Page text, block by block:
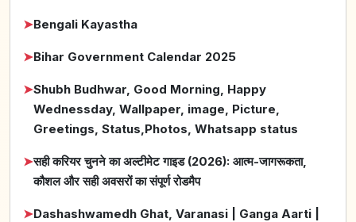
➤Bengali Kayastha
➤Bihar Government Calendar 2025
➤Shubh Budhwar, Good Morning, Happy
Wednessday, Wallpaper, image, Picture,
Greetings, Status,Photos, Whatsapp status
➤सही करियर चुनने का अल्टीमेट गाइड (2026): आत्म-जागरूकता,
कौशल और सही अवसरों का संपूर्ण रोडमैप
➤Dashashwamedh Ghat, Varanasi | Ganga Aarti |